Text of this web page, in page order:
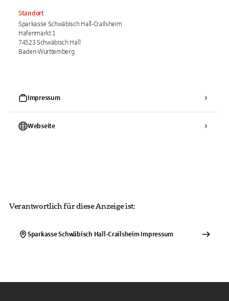
Standort
Sparkasse Schwäbisch Hall-Crailsheim
Hafenmarkt 1
74523 Schwäbisch Hall
Baden-Württemberg
Impressum
Webseite
Verantwortlich für diese Anzeige ist:
Sparkasse Schwäbisch Hall-CrailsheimImpressum